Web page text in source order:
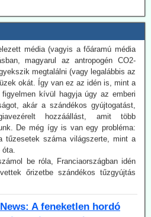
média (vagyis a főáramú média
magyarul az antropogén CO2-
megtalálni (vagy legalábbis az
okát. Így van ez az idén is, mint a
kívül hagyja úgy az emberi
akár a szándékos gyújtogatást,
hozzáállást, amit több
De még így is van egy probléma:
tűzesetek száma világszerte, mint a
be róla, Franciaországban idén
őrizetbe szándékos tűzgyújtás
A feneketlen hordó
- Németországban is
finanszírozására 2026-ra 23,7